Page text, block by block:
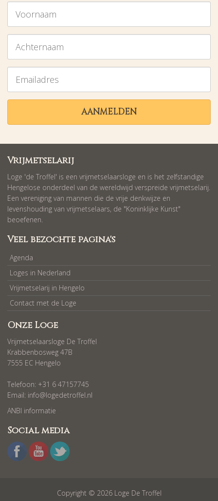
AANMELDEN
Vrijmetselarij
Loge 'de Troffel' is een vrijmetselaarsloge en is het zelfstandige
Hengelose onderdeel van de wereldwijd verspreide vrijmetselarij.
Een vereniging van mannen die de vrije denkwijze en
levenshouding van vrijmetselaars, de "Koninklijke Kunst"
beoefenen.
Veel bezochte pagina's
Agenda
Loges in Nederland
Vrijmetselarij in Hengelo
Contact met de Loge
Onze Loge
Vrijmetselaarsloge De Troffel
Krabbenbosweg 47B
7555 EC Hengelo
Telefoon: +31 6 47157745
Email: info@logedetroffel.nl
ANBI informatie
Social media
Copyright © 2026 Loge De Troffel